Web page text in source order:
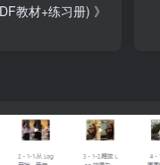
教材+练习册) 》